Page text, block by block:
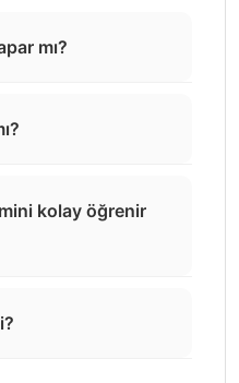
mı?
kolay öğrenir